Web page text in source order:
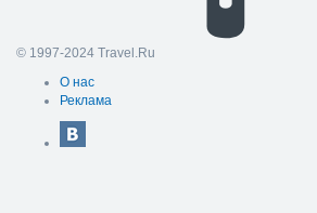
© 1997-2024 Travel.Ru
О нас
Реклама